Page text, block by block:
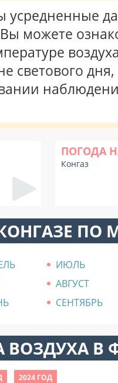
усредненные
можете
светового
ПОГОДА
Конгаз
ПО
ИЮЛЬ
АВГУСТ
СЕНТЯБРЬ
ВОЗДУХА В
2024 ГОД